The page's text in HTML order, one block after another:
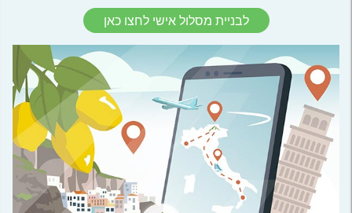
לבניית מסלול אישי לחצו כאן